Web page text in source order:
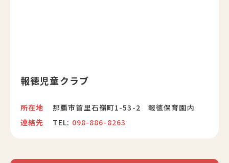
報徳児童クラブ
所在地
那覇市首里石嶺町1-53-2 報徳保育園内
連絡先
TEL: 098-886-8263